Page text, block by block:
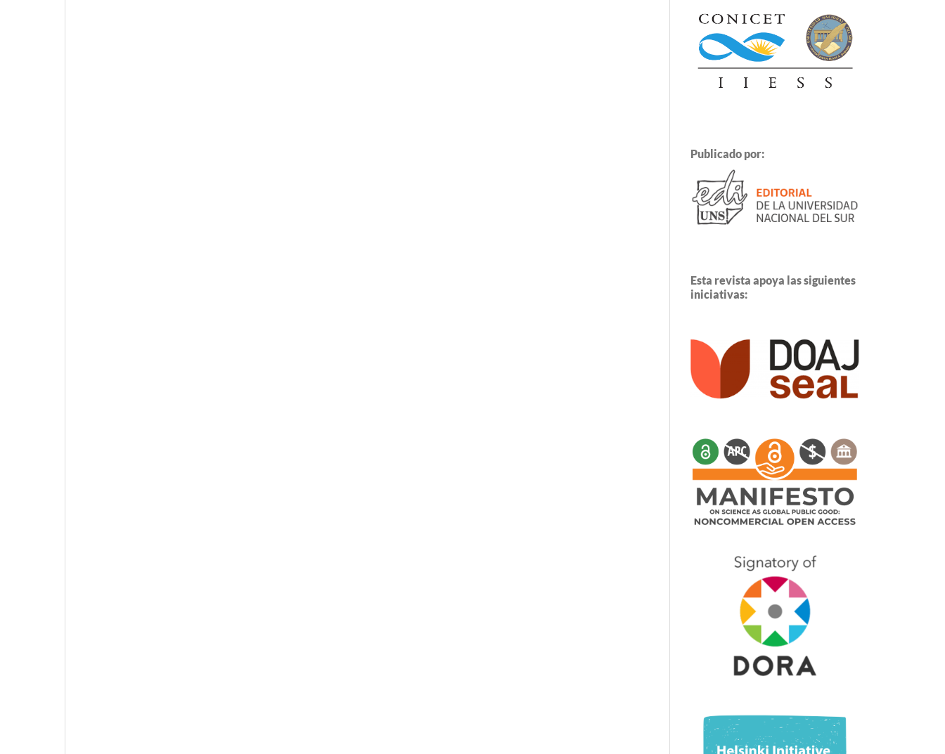
Publicado por:
Esta revista apoya las siguientes
iniciativas: